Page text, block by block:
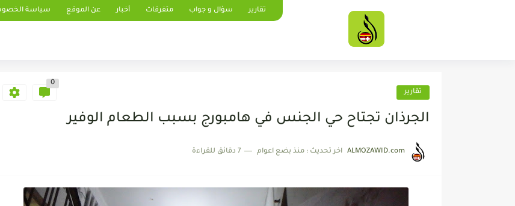
تقارير سؤال و جواب متفرقات أخبار عن الموقع سياسة
تقارير
0
الجرذان تجتاح حي الجنس في هامبورج بسبب الطعام الوفير
ALMOZAWID.com اخر تحديث : منذ بضع اعوام 7 دقائق للقراءة